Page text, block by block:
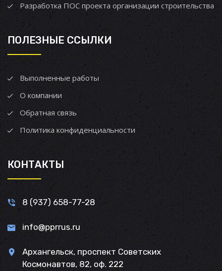
Разработка ПОС проекта организации строительства
ПОЛЕЗНЫЕ ССЫЛКИ
Выполненные работы
О компании
Обратная связь
Политика конфиденциальности
КОНТАКТЫ
8 (937) 658-77-28
info@pprrus.ru
Архангельск, проспект Советских
Космонавтов, 82, оф. 222